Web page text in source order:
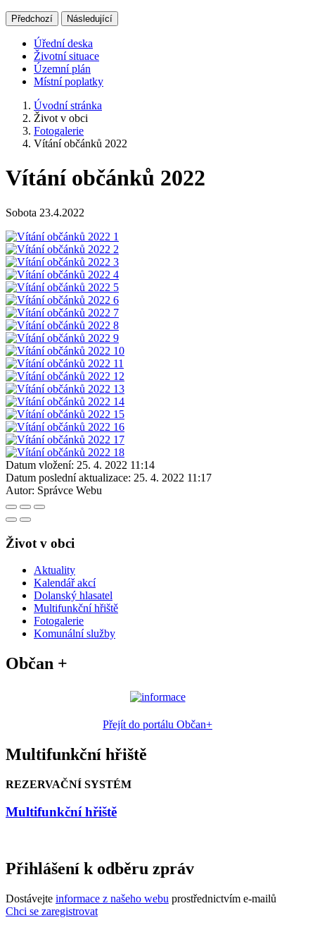
Předchozí Následující
Úřední deska
Životní situace
Územní plán
Místní poplatky
Úvodní stránka
Život v obci
Fotogalerie
Vítání občánků 2022
Vítání občánků 2022
Sobota 23.4.2022
Datum vložení: 25. 4. 2022 11:14
Datum poslední aktualizace: 25. 4. 2022 11:17
Autor: Správce Webu
Život v obci
Aktuality
Kalendář akcí
Dolanský hlasatel
Multifunkční hřiště
Fotogalerie
Komunální služby
Občan +
Přejít do portálu Občan+
Multifunkční hřiště
REZERVAČNÍ SYSTÉM
Multifunkční hřiště
Přihlášení k odběru zpráv
Dostávejte informace z našeho webu prostřednictvím e-mailů
Chci se zaregistrovat